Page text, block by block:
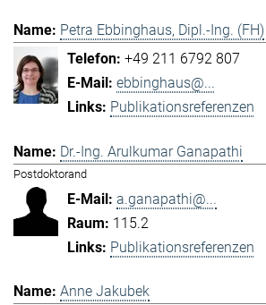
Petra Ebbinghaus, Dipl.-Ing. (FH)
+49 211 6792 807
ebbinghaus@...
Publikationsreferenzen
Dr.-Ing. Arulkumar Ganapathi
Postdoktorand
a.ganapathi@...
115.2
Publikationsreferenzen
Anne Jakubek